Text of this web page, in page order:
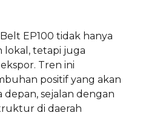
EP100 tidak hanya
tetapi juga
Tren ini
positif yang akan
sejalan dengan
di daerah